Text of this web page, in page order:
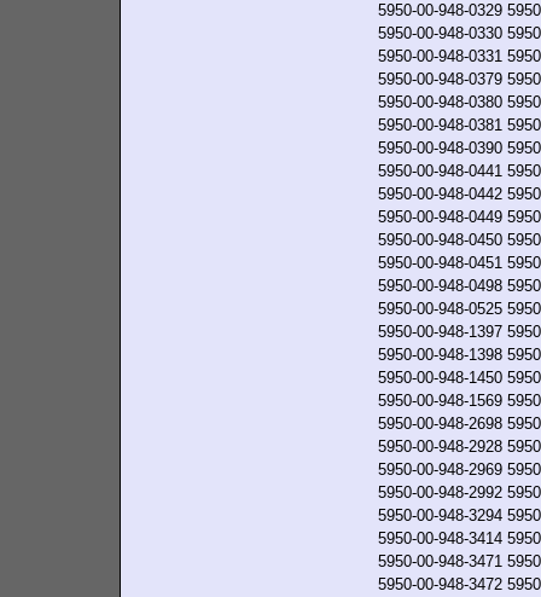
5950-00-948-0329
5950-00-948-0330
5950-00-948-0331
5950-00-948-0379
5950-00-948-0380
5950-00-948-0381
5950-00-948-0390
5950-00-948-0441
5950-00-948-0442
5950-00-948-0449
5950-00-948-0450
5950-00-948-0451
5950-00-948-0498
5950-00-948-0525
5950-00-948-1397
5950-00-948-1398
5950-00-948-1450
5950-00-948-1569
5950-00-948-2698
5950-00-948-2928
5950-00-948-2969
5950-00-948-2992
5950-00-948-3294
5950-00-948-3414
5950-00-948-3471
5950-00-948-3472